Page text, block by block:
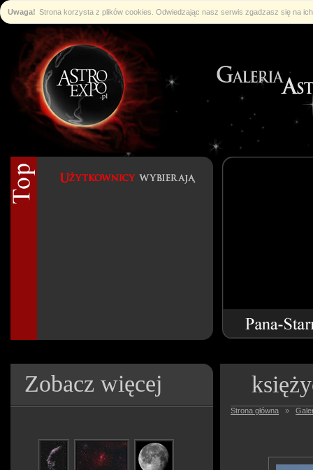
Uwaga! Strona korzysta z plików cookies. Odwiedzając nasz serwis zgadzasz się na
Zobacz więcej
Strona główna »